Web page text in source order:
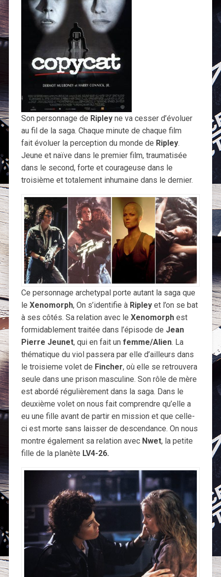
Son personnage de Ripleyne va cesser d’évoluer
au fil de la saga. Chaque minute de chaque film
fait évoluer la perception du monde de Ripley.
Jeune et naïve dans le premier film, traumatisée
dans le second, forte et courageuse dans le
troisième et totalement inhumaine dans le dernier.
Ce personnage archetypal porte autant la saga que
le Xenomorph, On s’identifie à Ripleyet l’on se bat
à ses côtés. Sa relation avec le Xenomorphest
formidablement traitée dans l’épisode de Jean
Pierre Jeunet, qui en fait un femme/Alien. La
thématique du viol passera par elle d’ailleurs dans
le troisieme volet de Fincher, où elle se retrouvera
seule dans une prison masculine. Son rôle de mère
est abordé régulièrement dans la saga. Dans le
deuxième volet on nous fait comprendre qu’elle a
eu une fille avant de partir en mission et que celle-
ci est morte sans laisser de descendance. On nous
montre également sa relation avec Nwet, la petite
fille de la planète LV4-26.